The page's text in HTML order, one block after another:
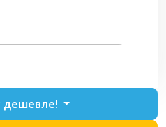
дешевле!